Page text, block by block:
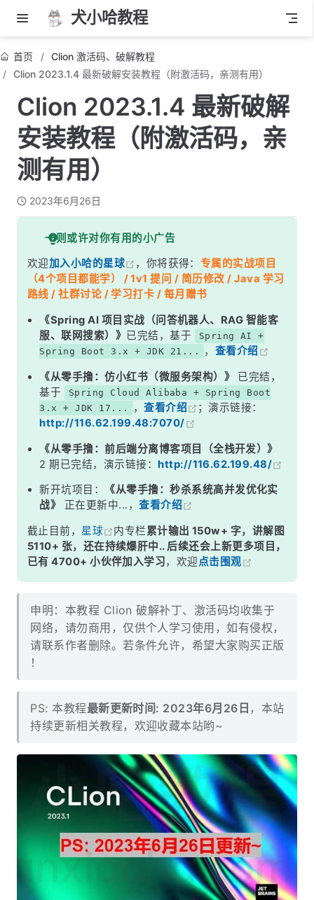
犬小哈教程
首页
Clion 激活码、破解教程
Clion 2023.1.4 最新破解安装教程（附激活码，亲测有用）
Clion 2023.1.4 最新破解
安装教程（附激活码，亲
测有用）
2023年6月26日
一则或许对你有用的小广告
欢迎加入小哈的星球 ，你将获得： 专属的实战项目
（4个项目都能学） / 1v1 提问 / 简历修改 / Java 学习
路线 / 社群讨论 / 学习打卡 / 每月赠书
《Spring AI 项目实战（问答机器人、RAG 智能客
服、联网搜索）》 已完结，基于
Spring AI +
Spring Boot 3.x + JDK 21...
， 查看介绍
《从零手撸：仿小红书（微服务架构）》
已完结，
基于
Spring Cloud Alibaba + Spring Boot
3.x + JDK 17...
，查看介绍
；演示链接：
http://116.62.199.48:7070/
《从零手撸：前后端分离博客项目（全栈开发）》
2 期已完结，演示链接：http://116.62.199.48/
新开坑项目：
《从零手撸：秒杀系统高并发优化实
战》
正在更新中...，查看介绍
截止目前， 星球 内专栏累计输出 150w+ 字，讲解图
5110+ 张，还在持续爆肝中.. 后续还会上新更多项目，
已有 4700+ 小伙伴加入学习，欢迎点击围观
申明：本教程 Clion 破解补丁、激活码均收集于
网络，请勿商用，仅供个人学习使用，如有侵权，
请联系作者删除。若条件允许，希望大家购买正版
！
PS: 本教程最新更新时间: 2023年6月26日 ，本站
持续更新相关教程，欢迎收藏本站哟~